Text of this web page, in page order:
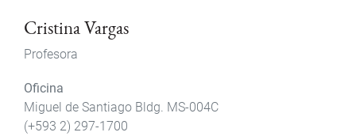
Cristina Vargas
Profesora
Oficina
Miguel de Santiago Bldg. MS-004C
(+593 2) 297-1700